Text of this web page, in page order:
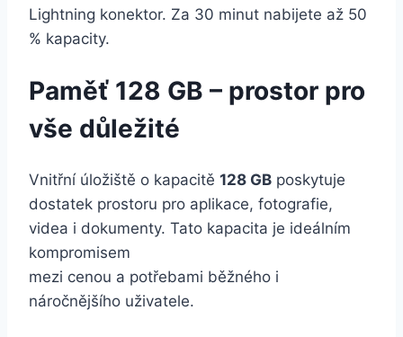
Lightning konektor. Za 30 minut nabijete až 50
% kapacity.
Paměť 128 GB – prostor pro
vše důležité
Vnitřní úložiště o kapacitě 128 GB poskytuje
dostatek prostoru pro aplikace, fotografie,
videa i dokumenty. Tato kapacita je ideálním
kompromisem
mezi cenou a potřebami běžného i
náročnějšího uživatele.